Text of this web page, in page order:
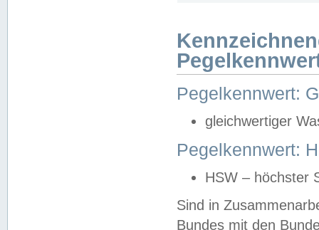
Pegelkennwert:
gleichwertiger
Pegelkennwert:
HSW – höchster
Sind in
Bundes mit den